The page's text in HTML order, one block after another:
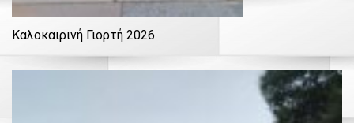
Καλοκαιρινή Γιορτή 2026